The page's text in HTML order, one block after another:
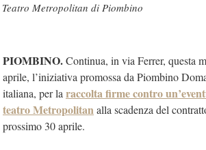
Teatro Metropolitan di Piombino
PIOMBINO.Continua, in via Ferrer, questa
aprile, l’iniziativa promossa da Piombino
italiana, per laraccolta firme contro
teatro Metropolitanalla scadenza del
prossimo 30 aprile.